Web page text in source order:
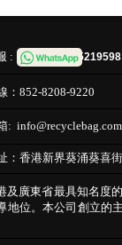
客服 :65219598
： 852-8208-9220
: info@recyclebag.com
： 香港新界葵涌葵喜
及廣東省最具知名度
地位。本公司創立的